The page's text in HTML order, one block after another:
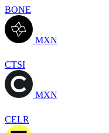
BONE
MXN
CTSI
MXN
CELR